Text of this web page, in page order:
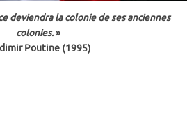
deviendra la colonie de ses anciennes
colonies.»
Poutine (1995)